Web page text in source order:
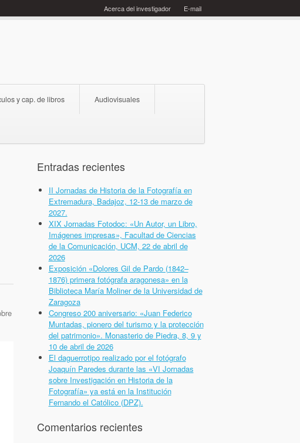
E-mail
Acerca del investigador
y cap. de libros Audiovisuales
Entradas recientes
II Jornadas de Historia de la Fotografía en
Extremadura, Badajoz, 12-13 de marzo de
2027.
XIX Jornadas Fotodoc: «Un Autor, un Libro,
Imágenes impresas», Facultad de Ciencias
de la Comunicación, UCM, 22 de abril de
2026
Exposición «Dolores Gil de Pardo (1842–
1876) primera fotógrafa aragonesa» en la
Biblioteca María Moliner de la Universidad de
Zaragoza
Congreso 200 aniversario: «Juan Federico
Muntadas, pionero del turismo y la protección
del patrimonio». Monasterio de Piedra, 8, 9 y
10 de abril de 2026
El daguerrotipo realizado por el fotógrafo
Joaquín Paredes durante las «VI Jornadas
sobre Investigación en Historia de la
Fotografía» ya está en la Institución
Fernando el Católico (DPZ).
Comentarios recientes